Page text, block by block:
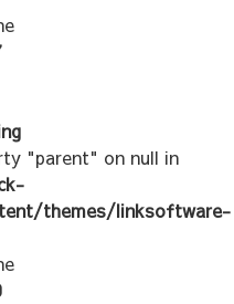
"parent" on null in
themes/linksoftware-